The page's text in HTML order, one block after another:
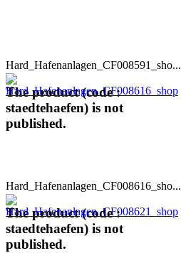
Hard_Hafenanlagen_CF008591_sho...
The product (code :
staedtehaefen) is not
published.
Hard_Hafenanlagen_CF008616_sho...
The product (code :
staedtehaefen) is not
published.